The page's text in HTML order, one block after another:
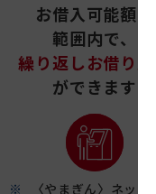
お借入可能額の
範囲内で、
繰り返しお借り
ができます
〈やまぎん〉ネット